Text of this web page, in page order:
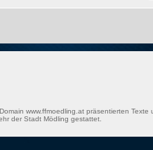
www.ffmoedling.at präsentierten Texte
der Stadt Mödling gestattet.